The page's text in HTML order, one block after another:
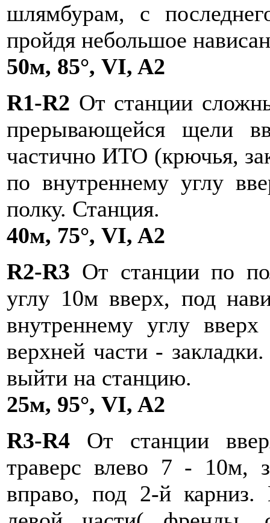
шлямбурам, с
пройдя небольшое
50м, 85°, VI, A2
R1-R2 От станции
прерывающейся щели
частично ИТО (крючья,
по внутреннему углу
полку. Станция.
40м, 75°, VI, A2
R2-R3 От станции по
углу 10м вверх, под
внутреннему углу
верхней части -
выйти на станцию.
25м, 95°, VI, A2
R3-R4 От станции
траверс влево 7 - 10м,
вправо, под 2-й